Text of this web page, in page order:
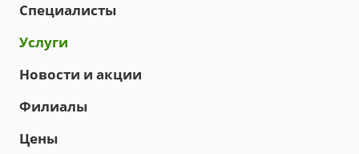
Специалисты
Услуги
Новости и акции
Филиалы
Цены